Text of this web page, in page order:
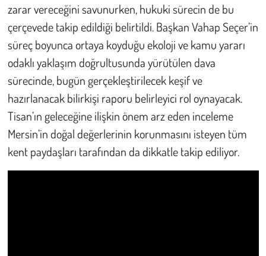
zarar vereceğini savunurken, hukuki sürecin de bu
çerçevede takip edildiği belirtildi. Başkan Vahap Seçer’in
süreç boyunca ortaya koyduğu ekoloji ve kamu yararı
odaklı yaklaşım doğrultusunda yürütülen dava
sürecinde, bugün gerçekleştirilecek keşif ve
hazırlanacak bilirkişi raporu belirleyici rol oynayacak.
Tisan’ın geleceğine ilişkin önem arz eden inceleme
Mersin’in doğal değerlerinin korunmasını isteyen tüm
kent paydaşları tarafından da dikkatle takip ediliyor.